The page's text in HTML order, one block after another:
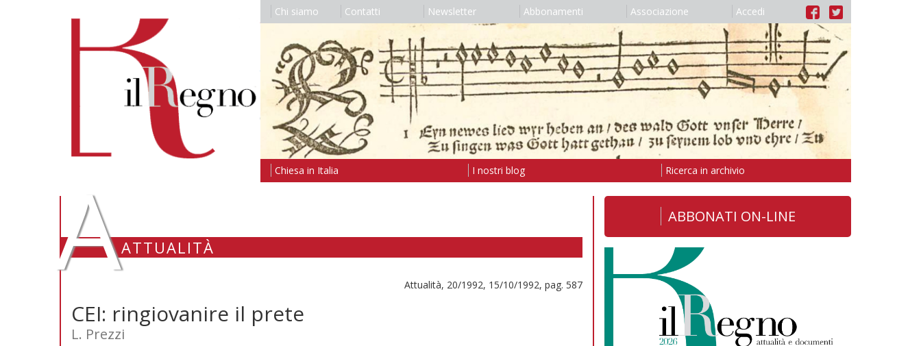
Chi siamo Contatti Newsletter Abbonamenti Associazione Accedi
Chiesa in Italia I nostri blog Ricerca in archivio
AATTUALITÀ
Attualità, 20/1992, 15/10/1992, pag. 587
CEI: ringiovanire il prete
L. Prezzi
ABBONATI ON-LINE